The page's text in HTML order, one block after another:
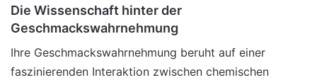
Die Wissenschaft hinter der
Geschmackswahrnehmung
Ihre Geschmackswahrnehmung beruht auf einer
faszinierenden Interaktion zwischen chemischen